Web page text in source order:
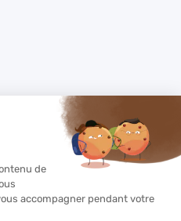
À noter